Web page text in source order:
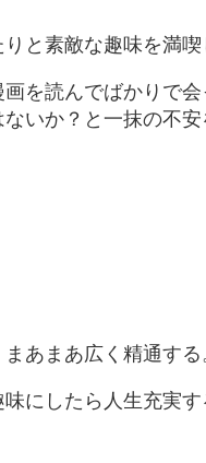
と素敵な趣味を満喫
を読んでばかりで
いか？と一抹の不安
あまあ広く精通す
にしたら人生充実